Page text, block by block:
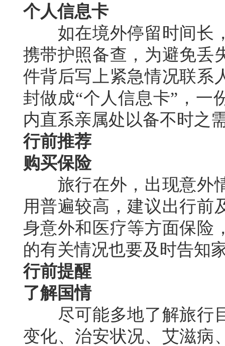
个人信息卡
如在境外停留时间长，
携带护照备查，为避免丢
件背后写上紧急情况联系
封做成“个人信息卡”，一
内直系亲属处以备不时之
行前推荐
购买保险
旅行在外，出现意外情
用普遍较高，建议出行前
身意外和医疗等方面保险
的有关情况也要及时告知
行前提醒
了解国情
尽可能多地了解旅行目
变化、治安状况、艾滋病